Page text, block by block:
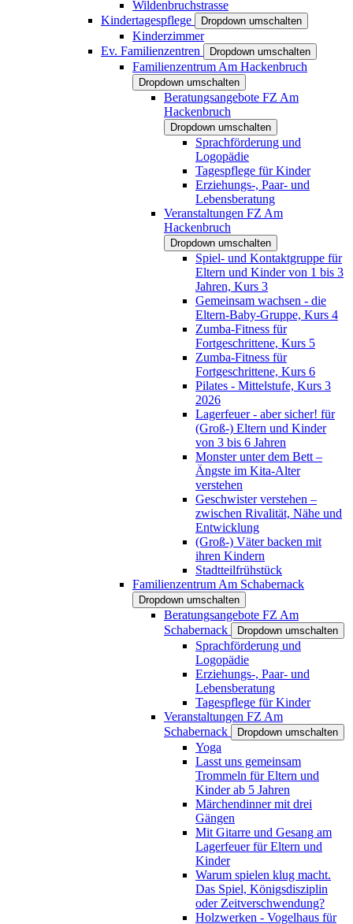
Wildenbruchstrasse
Kindertagespflege
Dropdown umschalten
Kinderzimmer
Ev. Familienzentren
Dropdown umschalten
Familienzentrum Am Hackenbruch
Dropdown umschalten
Beratungsangebote FZ Am
Hackenbruch
Dropdown umschalten
Sprachförderung und
Logopädie
Tagespflege für Kinder
Erziehungs-, Paar- und
Lebensberatung
Veranstaltungen FZ Am
Hackenbruch
Dropdown umschalten
Spiel- und Kontaktgruppe für
Eltern und Kinder von 1 bis 3
Jahren, Kurs 3
Gemeinsam wachsen - die
Eltern-Baby-Gruppe, Kurs 4
Zumba-Fitness für
Fortgeschrittene, Kurs 5
Zumba-Fitness für
Fortgeschrittene, Kurs 6
Pilates - Mittelstufe, Kurs 3
2026
Lagerfeuer - aber sicher! für
(Groß-) Eltern und Kinder
von 3 bis 6 Jahren
Monster unter dem Bett –
Ängste im Kita-Alter
verstehen
Geschwister verstehen –
zwischen Rivalität, Nähe und
Entwicklung
(Groß-) Väter backen mit
ihren Kindern
Stadtteilfrühstück
Familienzentrum Am Schabernack
Dropdown umschalten
Beratungsangebote FZ Am
Schabernack
Dropdown umschalten
Sprachförderung und
Logopädie
Erziehungs-, Paar- und
Lebensberatung
Tagespflege für Kinder
Veranstaltungen FZ Am
Schabernack
Dropdown umschalten
Yoga
Lasst uns gemeinsam
Trommeln für Eltern und
Kinder ab 5 Jahren
Märchendinner mit drei
Gängen
Mit Gitarre und Gesang am
Lagerfeuer für Eltern und
Kinder
Warum spielen klug macht.
Das Spiel, Königsdisziplin
oder Zeitverschwendung?
Holzwerken - Vogelhaus für